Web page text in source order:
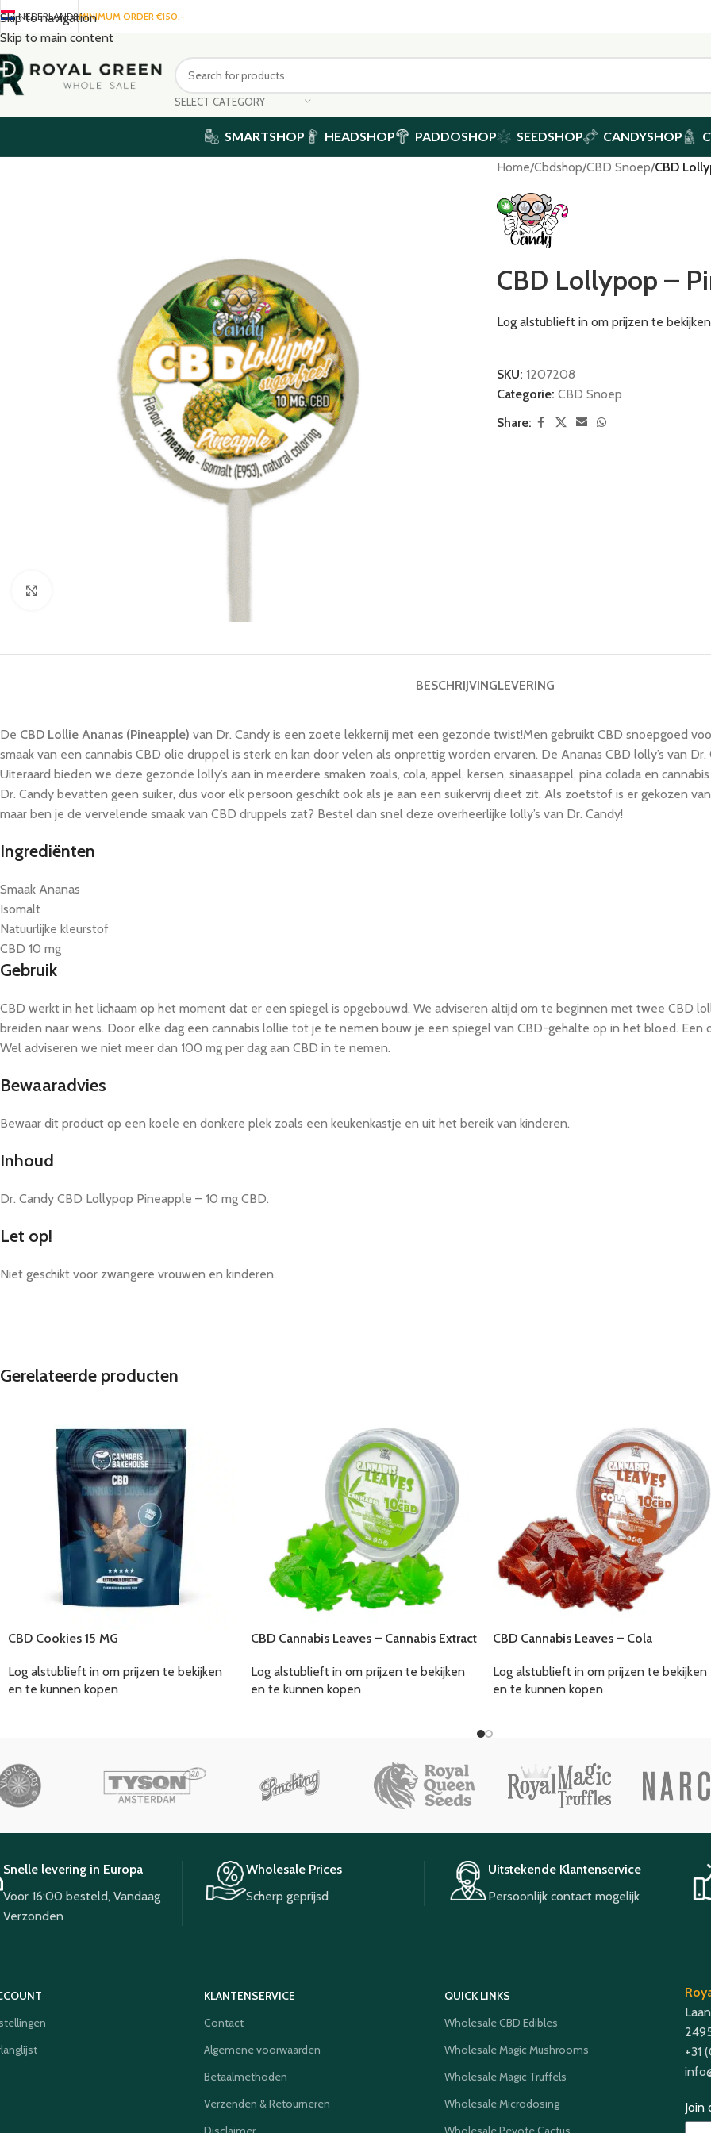
Skip to navigation
Skip to main content
NEDERLANDSMINIMUM ORDER €150,-
SELECT CATEGORY
SMARTSHOP HEADSHOP PADDOSHOP SEEDSHOP CANDYSHOP
Home/Cbdshop/CBD Snoep/CBD
CBD Lollypop –
Log alstublieft in om prijzen te
SKU: 1207208
Categorie: CBD Snoep
Share:
BESCHRIJVINGLEVERING
De CBD Lollie Ananas (Pineapple) van Dr. Candy is een zoete lekkernij met een gezonde twist!Men gebruikt CBD snoepgoed
smaak van een cannabis CBD olie druppel is sterk en kan door velen als onprettig worden ervaren. De Ananas CBD lolly’s van
Uiteraard bieden we deze gezonde lolly’s aan in meerdere smaken zoals, cola, appel, kersen, sinaasappel, pina colada en
Dr. Candy bevatten geen suiker, dus voor elk persoon geschikt ook als je aan een suikervrij dieet zit. Als zoetstof is er gekozen
maar ben je de vervelende smaak van CBD druppels zat? Bestel dan snel deze overheerlijke lolly’s van Dr. Candy!
Ingrediënten
Smaak Ananas
Isomalt
Natuurlijke kleurstof
CBD 10 mg
Gebruik
CBD werkt in het lichaam op het moment dat er een spiegel is opgebouwd. We adviseren altijd om te beginnen met twee CBD
breiden naar wens. Door elke dag een cannabis lollie tot je te nemen bouw je een spiegel van CBD-gehalte op in het bloed. Een
Wel adviseren we niet meer dan 100 mg per dag aan CBD in te nemen.
Bewaaradvies
Bewaar dit product op een koele en donkere plek zoals een keukenkastje en uit het bereik van kinderen.
Inhoud
Dr. Candy CBD Lollypop Pineapple – 10 mg CBD.
Let op!
Niet geschikt voor zwangere vrouwen en kinderen.
Gerelateerde producten
CBD Cookies 15 MG
Log alstublieft in om prijzen te bekijken
en te kunnen kopen
CBD Cannabis Leaves – Cannabis Extract
Log alstublieft in om prijzen te bekijken
en te kunnen kopen
CBD Cannabis Leaves – Cola
Log alstublieft in om prijzen te bekijken
en te kunnen kopen
Snelle levering in Europa
Voor 16:00 besteld, Vandaag
Verzonden
Wholesale Prices
Scherp geprijsd
Uitstekende Klantenservice
Persoonlijk contact mogelijk
KLANTENSERVICE
Contact
Algemene voorwaarden
Betaalmethoden
Verzenden & Retourneren
QUICK LINKS
Wholesale CBD Edibles
Wholesale Magic Mushrooms
Wholesale Magic Truffels
Wholesale Microdosing
+31
Join